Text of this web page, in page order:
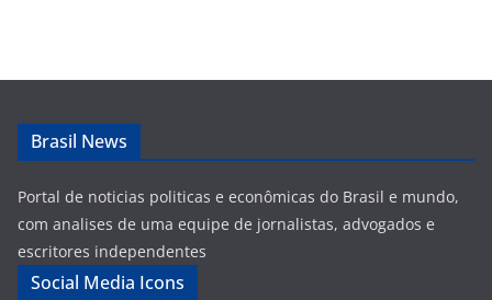
Brasil News
Portal de noticias politicas e econômicas do Brasil e mundo,
com analises de uma equipe de jornalistas, advogados e
escritores independentes
Social Media Icons